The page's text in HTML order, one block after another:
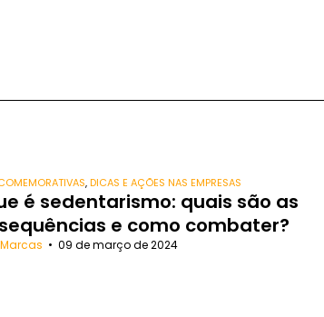
,DICAS E AÇÕES NAS EMPRESAS
é sedentarismo: quais são as
e como combater?
• 09 de março de 2024